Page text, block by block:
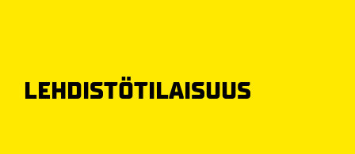
LEHDISTÖTILAISUUS